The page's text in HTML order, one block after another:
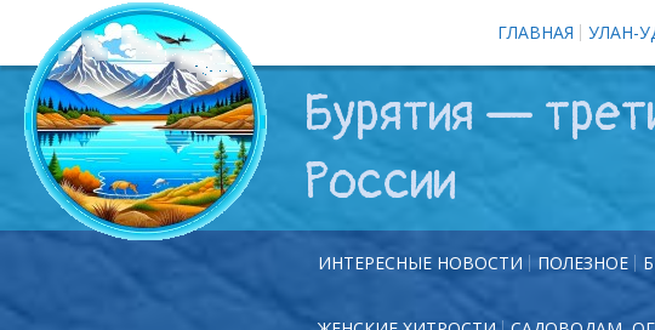
ГЛАВНАЯ УЛАН-
Бурятия —
России
ИНТЕРЕСНЫЕ НОВОСТИ ПОЛЕЗНОЕ